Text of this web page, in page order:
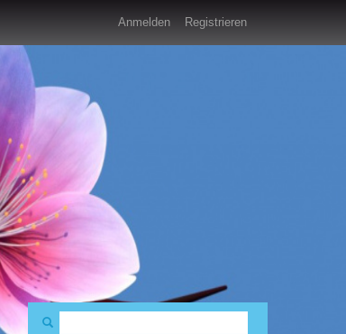
Anmelden Registrieren